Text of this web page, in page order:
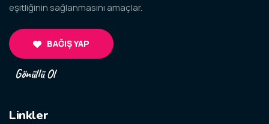
eşitliğinin sağlanmasını amaçlar.
BAĞIŞ YAP
Gönüllü Ol
Linkler